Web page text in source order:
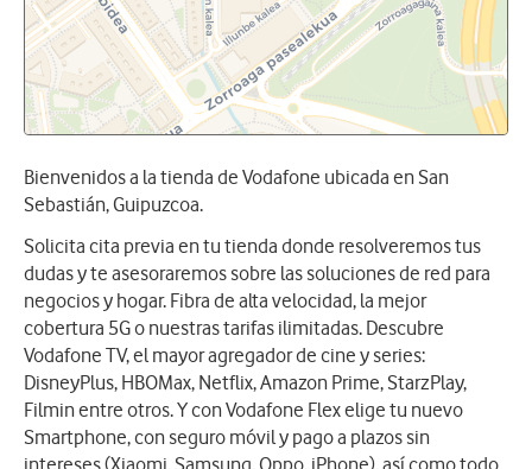
Bienvenidos a la tienda de Vodafone ubicada en San
Sebastián, Guipuzcoa.
Solicita cita previa en tu tienda donde resolveremos tus
dudas y te asesoraremos sobre las soluciones de red para
negocios y hogar. Fibra de alta velocidad, la mejor
cobertura 5G o nuestras tarifas ilimitadas. Descubre
Vodafone TV, el mayor agregador de cine y series:
DisneyPlus, HBOMax, Netflix, Amazon Prime, StarzPlay,
Filmin entre otros. Y con Vodafone Flex elige tu nuevo
Smartphone, con seguro móvil y pago a plazos sin
intereses (Xiaomi, Samsung, Oppo, iPhone), así como todo